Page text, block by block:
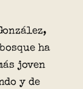
ha
joven
y de